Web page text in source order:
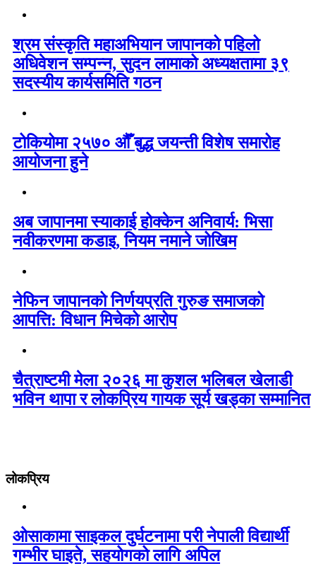
श्रम संस्कृति महाअभियान जापानको पहिलो
अधिवेशन सम्पन्न, सुदन लामाको अध्यक्षतामा ३९
सदस्यीय कार्यसमिति गठन
टोकियोमा २५७० औँ बुद्ध जयन्ती विशेष समारोह
आयोजना हुने
अब जापानमा स्याकाई होक्केन अनिवार्य: भिसा
नवीकरणमा कडाइ, नियम नमाने जोखिम
नेफिन जापानको निर्णयप्रति गुरुङ समाजको
आपत्ति: विधान मिचेको आरोप
चैत्राष्टमी मेला २०२६ मा कुशल भलिबल खेलाडी
भविन थापा र लोकप्रिय गायक सूर्य खड्का सम्मानित
लोकप्रिय
ओसाकामा साइकल दुर्घटनामा परी नेपाली विद्यार्थी
गम्भीर घाइते, सहयोगको लागि अपिल